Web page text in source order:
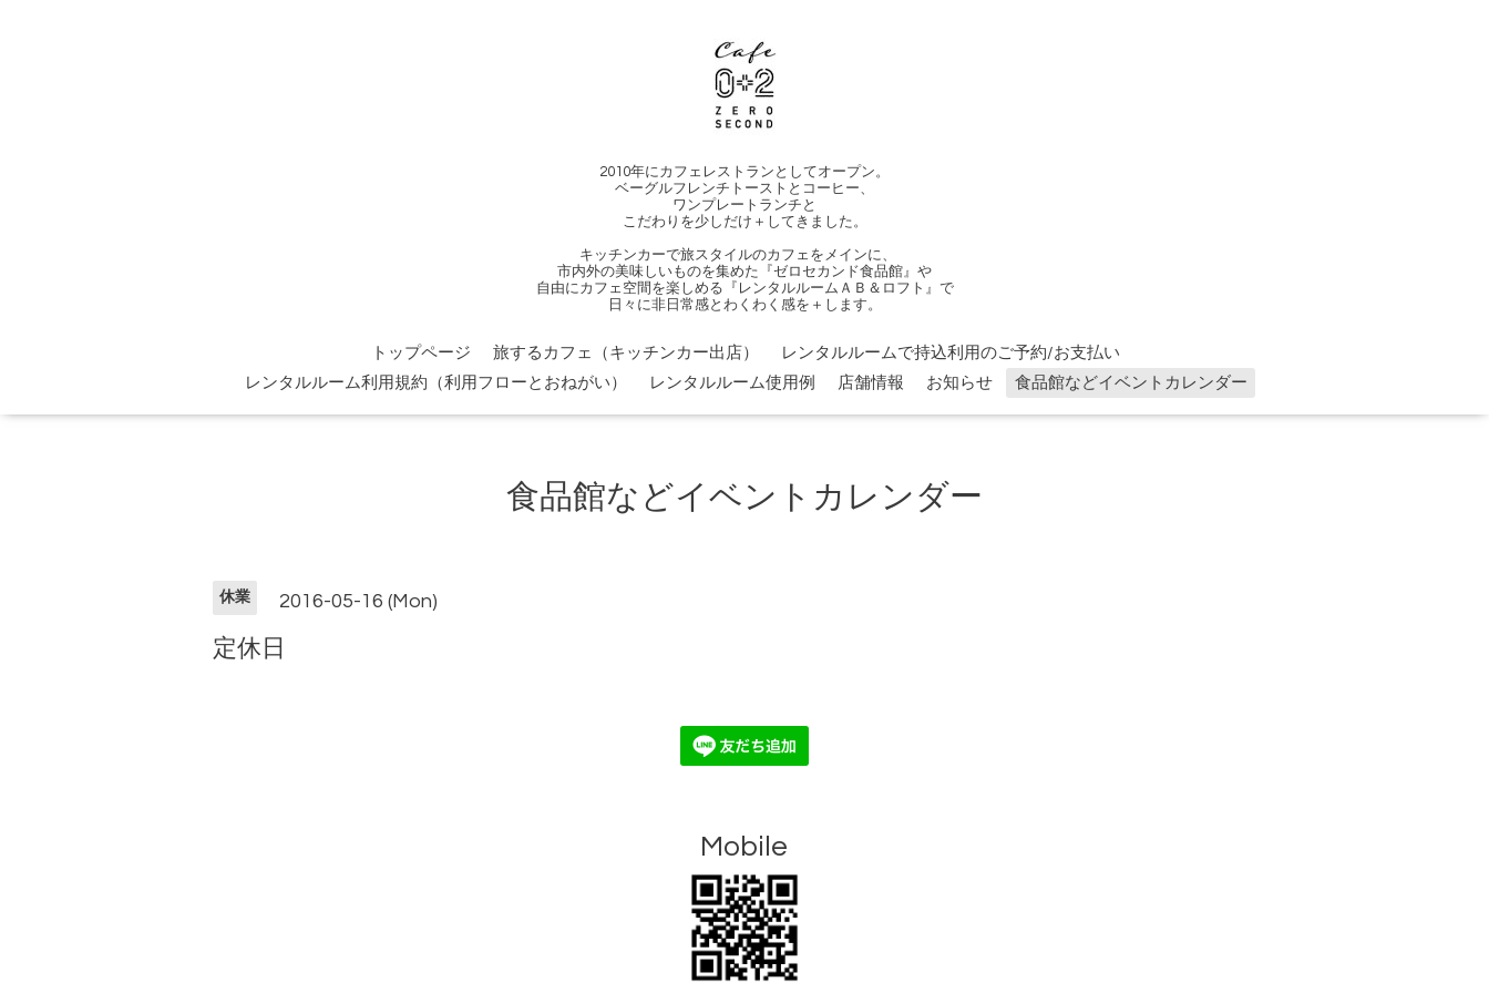
2010年にカフェレストランとしてオープン。
ベーグルフレンチトーストとコーヒー、
ワンプレートランチと
こだわりを少しだけ＋してきました。
キッチンカーで旅スタイルのカフェをメインに、
市内外の美味しいものを集めた『ゼロセカンド食品館』や
自由にカフェ空間を楽しめる『レンタルルームＡＢ＆ロフト』で
日々に非日常感とわくわく感を＋します。
トップページ 旅するカフェ（キッチンカー出店）
レンタルルームで持込利用のご予約/お支払い
レンタルルーム利用規約（利用フローとおねがい）
レンタルルーム使用例 店舗情報 お知らせ 食品館などイベントカレンダー
食品館などイベントカレンダー
休業 2016-05-16 (Mon)
定休日
Mobile